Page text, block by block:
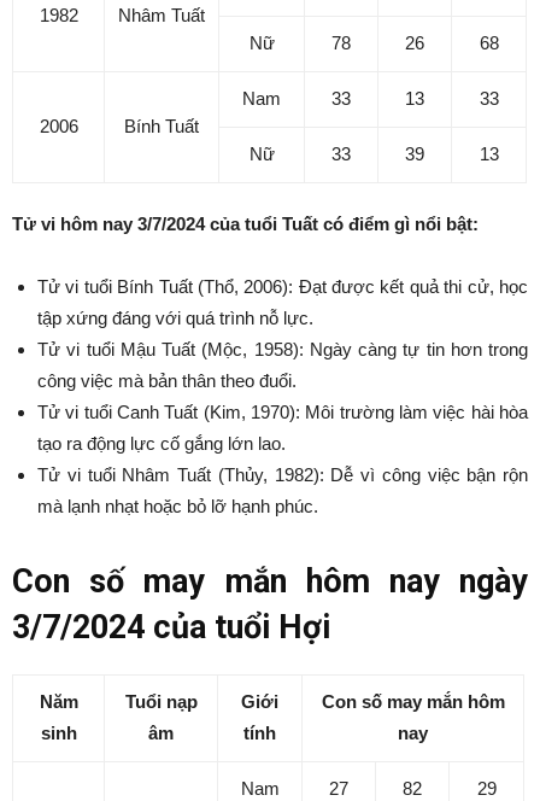
1982 Nhâm Tuất
Nữ 78 26 68
2006 Bính Tuất
Nam 33 13 33
Nữ 33 39 13
Tử vi hôm nay 3/7/2024 của tuổi Tuất có điểm gì nổi bật:
Tử vi tuổi Bính Tuất (Thổ, 2006): Đạt được kết quả thi cử, học
tập xứng đáng với quá trình nỗ lực.
Tử vi tuổi Mậu Tuất (Mộc, 1958): Ngày càng tự tin hơn trong
công việc mà bản thân theo đuổi.
Tử vi tuổi Canh Tuất (Kim, 1970): Môi trường làm việc hài hòa
tạo ra động lực cố gắng lớn lao.
Tử vi tuổi Nhâm Tuất (Thủy, 1982): Dễ vì công việc bận rộn
mà lạnh nhạt hoặc bỏ lỡ hạnh phúc.
Con số may mắn hôm nay ngày
3/7/2024 của tuổi Hợi
Năm
sinh
Tuổi nạp
âm
Giới
tính
Con số may mắn hôm
nay
Nam 27 82 29